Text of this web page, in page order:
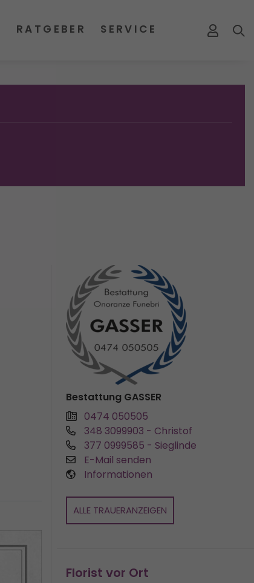
Bestattung GASSER
0474 050505
348 3099903 - Christof
377 0999585 - Sieglinde
E-Mail senden
Informationen
ALLE TRAUERANZEIGEN
Florist vor Ort
RATGEBER SERVICE